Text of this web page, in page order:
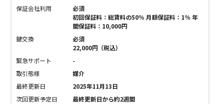
保証会社利用
必須
初回保証料：総賃料の50％ 月額保証料：1％ 年
間保証料：10,000円
鍵交換
必須
22,000円（税込）
緊急サポート
-
取引態様
媒介
最終更新日
2025年11月13日
次回更新予定日
最終更新日から約2週間